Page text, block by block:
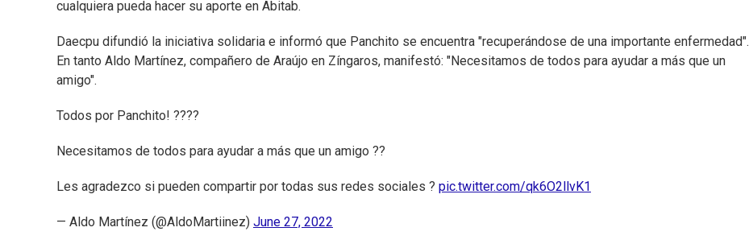
cualquiera pueda hacer su aporte en Abitab.
Daecpu difundió la iniciativa solidaria e informó que Panchito se encuentra "recuperándose de una importante enfermedad".
En tanto Aldo Martínez, compañero de Araújo en Zíngaros, manifestó: "Necesitamos de todos para ayudar a más que un
amigo".
Todos por Panchito! ????
Necesitamos de todos para ayudar a más que un amigo ??
Les agradezco si pueden compartir por todas sus redes sociales ? pic.twitter.com/qk6O2llvK1
— Aldo Martínez (@AldoMartiinez) June 27, 2022